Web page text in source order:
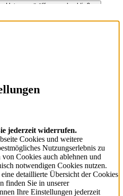
und Musterbäder
mit Gas
und Gasheizung
Heizung
/ Trinkwasser
Haustechnik
Untermenü öffnen und schließen
Wohnraumlüftung
Bad
Assistent
jederzeit widerrufen.
Cookies und weitere
Nutzungserlebnis zu
von Cookies auch ablehnen und
notwendigen Cookies nutzen.
detaillierte Übersicht der Cookies
finden Sie in unserer
Ihre Einstellungen jederzeit